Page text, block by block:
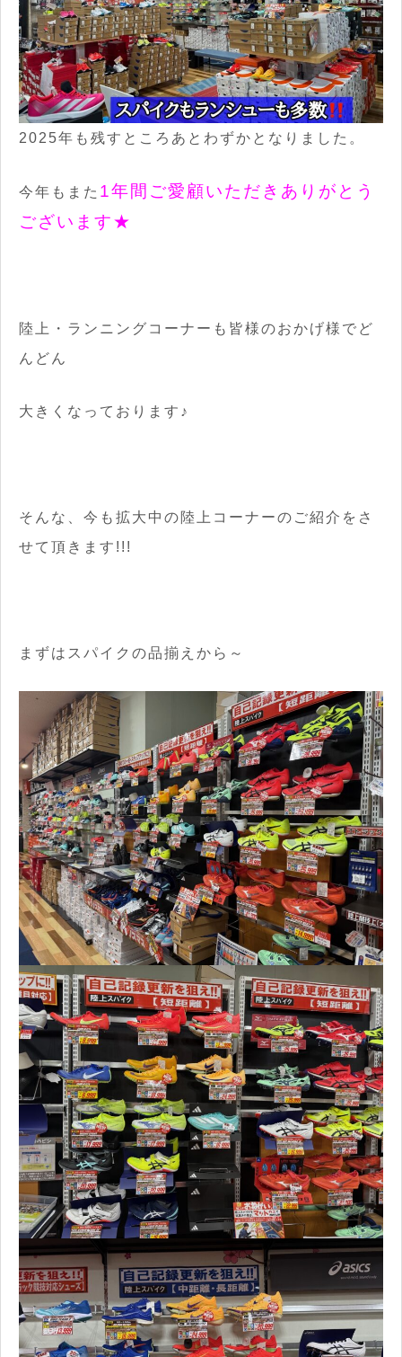
2025年も残すところあとわずかとなりました。
今年もまた 1年間ご愛顧いただきありがとう
ございます★
陸上・ランニングコーナーも皆様のおかげ様でど
んどん
大きくなっております♪
そんな、今も拡大中の陸上コーナーのご紹介をさ
せて頂きます!!!
まずはスパイクの品揃えから～